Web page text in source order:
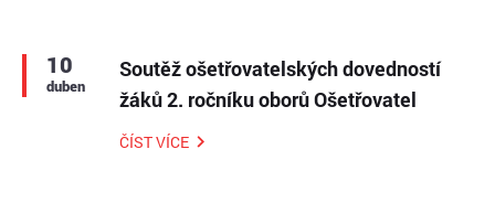
10
duben
Soutěž ošetřovatelských dovedností
žáků 2. ročníku oborů Ošetřovatel
ČÍST VÍCE